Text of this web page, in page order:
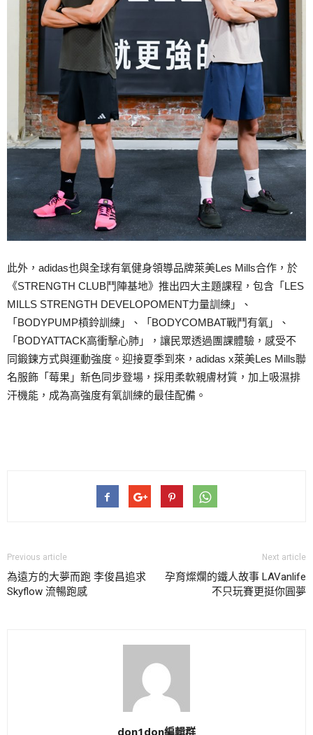
此外，adidas也與全球有氧健身領導品牌萊美Les Mills合作，於
《STRENGTH CLUB鬥陣基地》推出四大主題課程，包含「LES
MILLS STRENGTH DEVELOPOMENT力量訓練」、
「BODYPUMP槓鈴訓練」、「BODYCOMBAT戰鬥有氧」、
「BODYATTACK高衝擊心肺」，讓民眾透過團課體驗，感受不
同鍛鍊方式與運動強度。迎接夏季到來，adidas x萊美Les Mills聯
名服飾「莓果」新色同步登場，採用柔軟親膚材質，加上吸濕排
汗機能，成為高強度有氧訓練的最佳配備。
Previous article
為遠方的大夢而跑 李俊昌追求
Skyflow 流暢跑感
Next article
孕育燦爛的鐵人故事 LAVanlife
不只玩賽更挺你圓夢
don1don編輯群